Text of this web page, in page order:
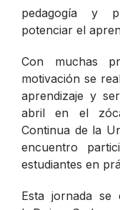
pedagogía y
potenciar el
Con muchas
motivación se
aprendizaje y
abril en el
Continua de la
encuentro
estudiantes en
Esta jornada se